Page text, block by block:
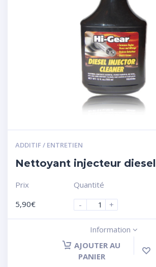
ADDITIF / ENTRETIEN
Nettoyant injecteur diesel
Prix
5,90€
Quantité
-
+
Information
AJOUTER AU
PANIER